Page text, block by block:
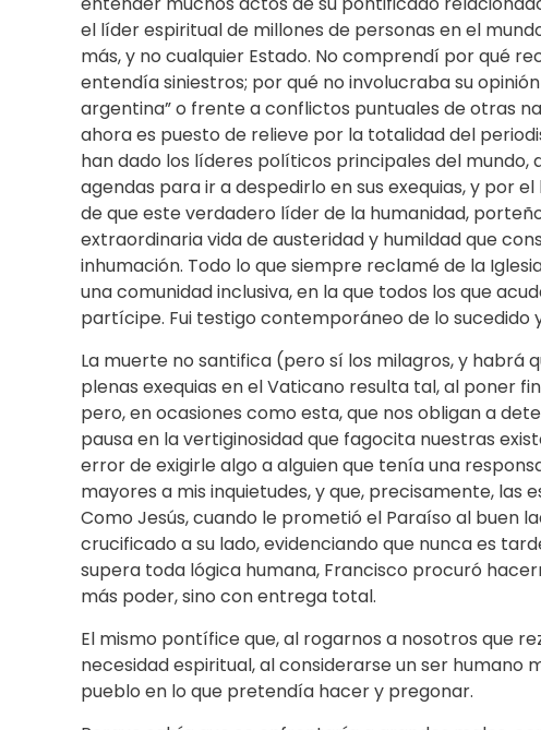
el líder espiritual de millones de personas en el
más, y no cualquier Estado. No comprendí por qué
entendía siniestros; por qué no involucraba su
argentina” o frente a conflictos puntuales de otras
ahora es puesto de relieve por la totalidad del
han dado los líderes políticos principales del mundo,
agendas para ir a despedirlo en sus exequias, y por
de que este verdadero líder de la humanidad,
extraordinaria vida de austeridad y humildad que
inhumación. Todo lo que siempre reclamé de la
una comunidad inclusiva, en la que todos los que
partícipe. Fui testigo contemporáneo de lo sucedido
La muerte no santifica (pero sí los milagros, y habrá
plenas exequias en el Vaticano resulta tal, al poner
pero, en ocasiones como esta, que nos obligan a
pausa en la vertiginosidad que fagocita nuestras
error de exigirle algo a alguien que tenía una
mayores a mis inquietudes, y que, precisamente, las
Como Jesús, cuando le prometió el Paraíso al buen
crucificado a su lado, evidenciando que nunca es
supera toda lógica humana, Francisco procuró
más poder, sino con entrega total.
El mismo pontífice que, al rogarnos a nosotros que
necesidad espiritual, al considerarse un ser
pueblo en lo que pretendía hacer y pregonar.